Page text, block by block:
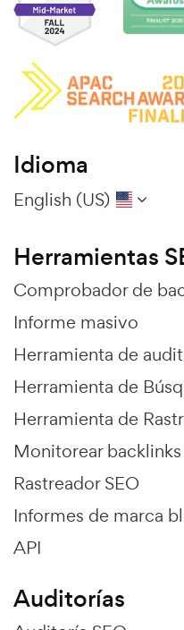
Idioma
English (US)
Herramientas
Comprobador de
Informe masivo
Herramienta de
Herramienta de
Herramienta de
Monitorear backlinks
Rastreador SEO
Informes de marca
API
Auditorías